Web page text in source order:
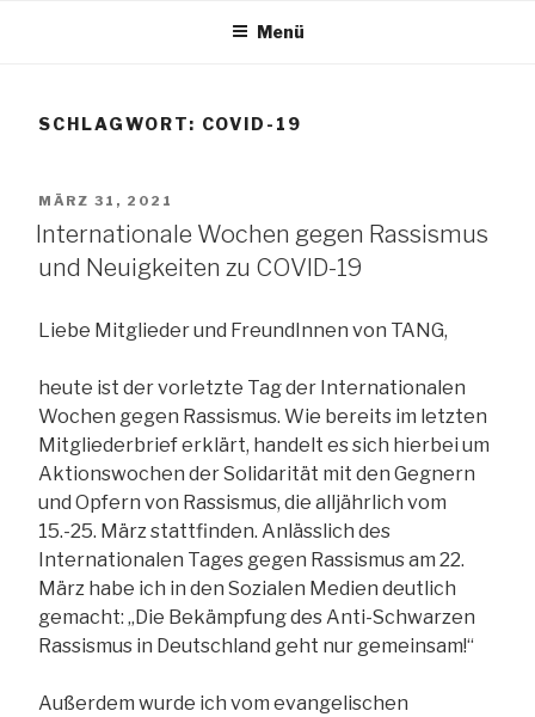
Menü
SCHLAGWORT: COVID-19
VERÖFFENTLICHT
AM
MÄRZ 31, 2021
Internationale Wochen gegen Rassismus
und Neuigkeiten zu COVID-19
Liebe Mitglieder und FreundInnen von TANG,
heute ist der vorletzte Tag der Internationalen
Wochen gegen Rassismus. Wie bereits im letzten
Mitgliederbrief erklärt, handelt es sich hierbei um
Aktionswochen der Solidarität mit den Gegnern
und Opfern von Rassismus, die alljährlich vom
15.-25. März stattfinden. Anlässlich des
Internationalen Tages gegen Rassismus am 22.
März habe ich in den Sozialen Medien deutlich
gemacht: „Die Bekämpfung des Anti-Schwarzen
Rassismus in Deutschland geht nur gemeinsam!“
Außerdem wurde ich vom evangelischen